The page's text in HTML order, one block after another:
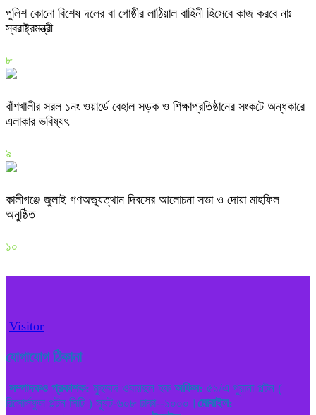
পুলিশ কোনো বিশেষ দলের বা গোষ্ঠীর লাঠিয়াল বাহিনী হিসেবে কাজ করবে নাঃ
স্বরাষ্ট্রমন্ত্রী
৮
বাঁশখালীর সরল ১নং ওয়ার্ডে বেহাল সড়ক ও শিক্ষাপ্রতিষ্ঠানের সংকটে অন্ধকারে
এলাকার ভবিষ্যৎ
৯
কালীগঞ্জে জুলাই গণঅভ্যুত্থান দিবসের আলোচনা সভা ও দোয়া মাহফিল
অনুষ্ঠিত
১০
Visitor
যোগাযোগ ঠিকানা
সম্পাদকও প্রকাশক: মুহম্মদ ওবায়দুল হক অফিস: ৫১/এ পুরানা পল্টন (
রিসোর্সফুল পল্টন সিটি ) স্যুট-৬০৮ ঢাকা--১০০০। মোবাইল: